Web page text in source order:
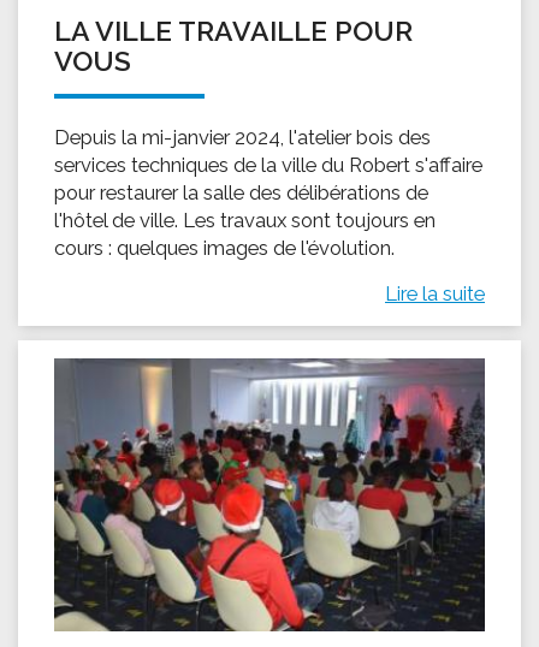
LA VILLE TRAVAILLE POUR
VOUS
Depuis la mi-janvier 2024, l'atelier bois des
services techniques de la ville du Robert s'affaire
pour restaurer la salle des délibérations de
l'hôtel de ville. Les travaux sont toujours en
cours : quelques images de l'évolution.
Lire la suite